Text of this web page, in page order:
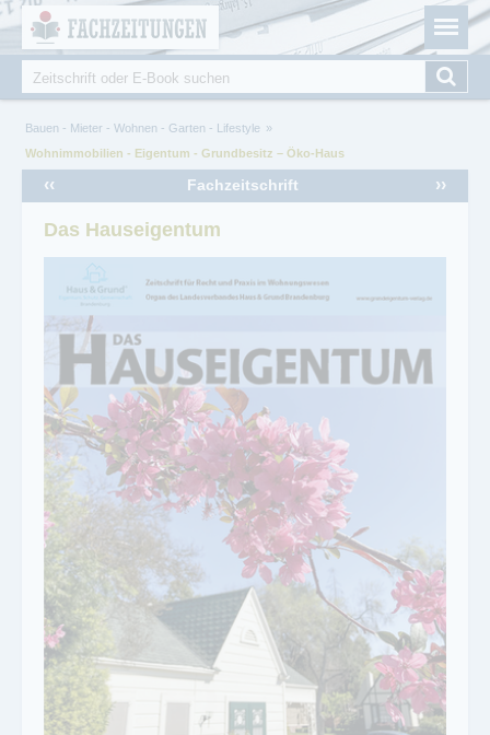
Fachzeitungen.de - Das unabhängige Portal für
Fachmagazine Fachpublikationen & eBooks
Suche
Sie sind hier
Bauen - Mieter - Wohnen - Garten - Lifestyle
Wohnimmobilien - Eigentum - Grundbesitz – Öko-Haus
Fachzeitschrift
‹‹ ››
Das Hauseigentum
Cookie-Einstellungen